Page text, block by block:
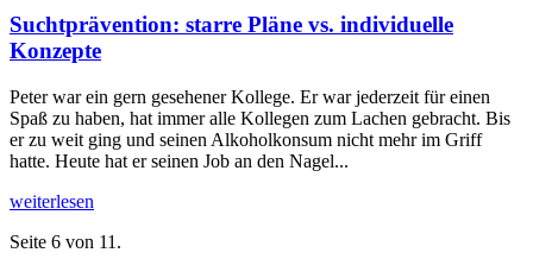
Suchtprävention: starre Pläne vs. individuelle
Konzepte
Peter war ein gern gesehener Kollege. Er war jederzeit für einen
Spaß zu haben, hat immer alle Kollegen zum Lachen gebracht. Bis
er zu weit ging und seinen Alkoholkonsum nicht mehr im Griff
hatte. Heute hat er seinen Job an den Nagel...
weiterlesen
Seite 6 von 11.